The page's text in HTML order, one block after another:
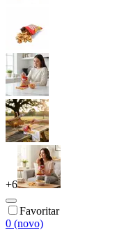
+6
Favoritar
0 (novo)